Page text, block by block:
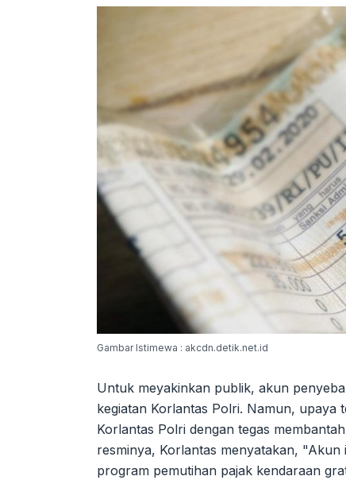
Gambar Istimewa : akcdn.detik.net.id
Untuk meyakinkan publik, akun
kegiatan Korlantas Polri. Namun, upaya
Korlantas Polri dengan tegas
resminya, Korlantas menyatakan,
program pemutihan pajak kendaraan